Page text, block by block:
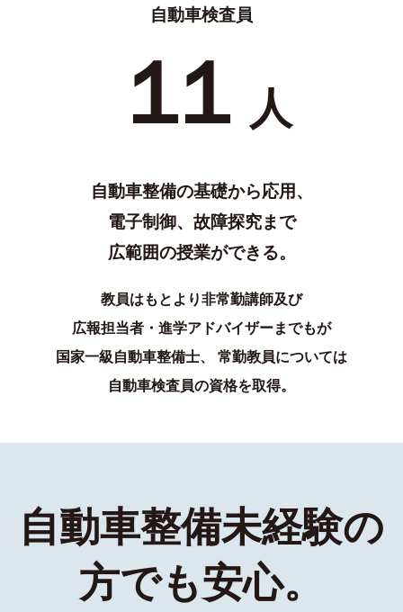
⾃動⾞検査員
１１ 人
⾃動⾞整備の基礎から応⽤、
電⼦制御、故障探究まで
広範囲の授業ができる。
教員はもとより⾮常勤講師及び
広報担当者・進学アドバイザーまでもが
国家⼀級⾃動⾞整備⼠、
常勤教員については
⾃動⾞検査員の資格を取得。
自動車整備未経験の
方でも安心。